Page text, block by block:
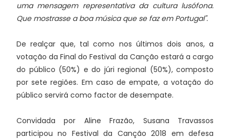
uma mensagem representativa da cultura lusófona.
Que mostrasse a boa música que se faz em Portugal".
De realçar que, tal como nos últimos dois anos, a
votação da Final do Festival da Canção estará a cargo
do público (50%) e do júri regional (50%), composto
por sete regiões. Em caso de empate, a votação do
público servirá como factor de desempate.
Convidada por Aline Frazão, Susana Travassos
participou no Festival da Canção 2018 em defesa